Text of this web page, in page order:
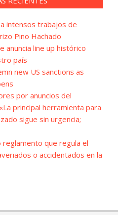
intensos trabajos de
Pino Hachado
anuncia line up histórico
país
new US sanctions as
por anuncios del
principal herramienta para
sigue sin urgencia;
reglamento que regula el
o accidentados en la